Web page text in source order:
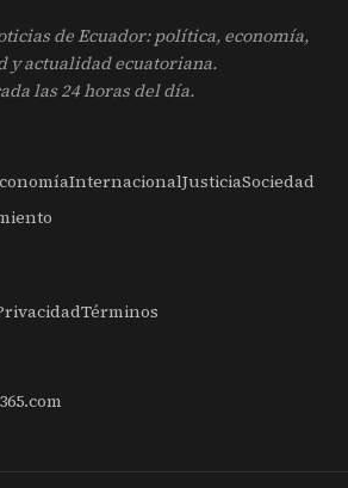
de Ecuador: política, economía,
y actualidad ecuatoriana.
las 24 horas del día.
InternacionalJusticiaSociedad
Términos